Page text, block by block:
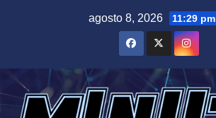
agosto 8, 2026 11:29 pm